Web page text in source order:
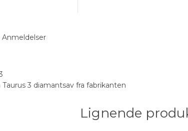
Anmeldelser
3 diamantsav fra fabrikanten
Lignende